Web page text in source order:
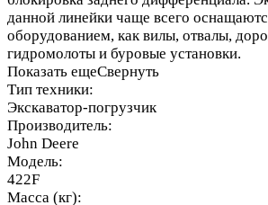
данной линейки чаще всего
оборудованием, как вилы, отвалы,
гидромолоты и буровые установки.
Показать ещеСвернуть
Тип техники:
Экскаватор-погрузчик
Производитель:
John Deere
Модель:
422F
Масса (кг):